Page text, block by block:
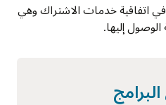
في اتفاقية خدمات الاشتراك وهي
إليها.